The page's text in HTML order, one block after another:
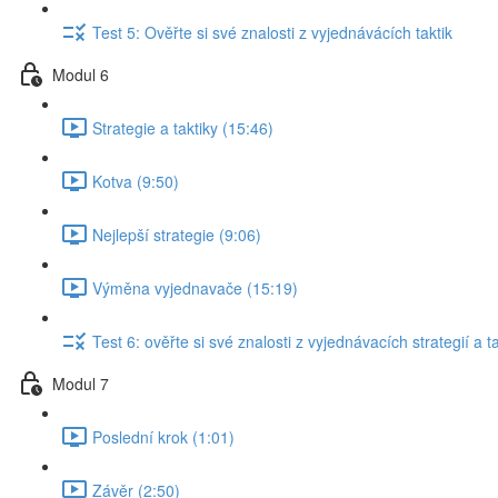
Test 5: Ověřte si své znalosti z vyjednávácích taktik
Modul 6
Strategie a taktiky (15:46)
Kotva (9:50)
Nejlepší strategie (9:06)
Výměna vyjednavače (15:19)
Test 6: ověřte si své znalosti z vyjednávacích strategií a
Modul 7
Poslední krok (1:01)
Závěr (2:50)